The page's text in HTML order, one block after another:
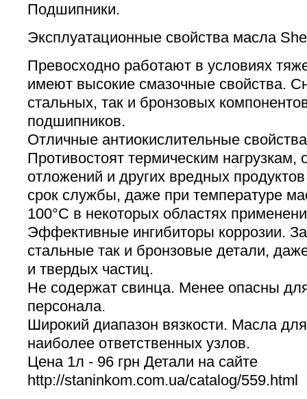
Подшипники.
Эксплуатационные свойства масла
Превосходно работают в условиях
имеют высокие смазочные свойства.
стальных, так и бронзовых
подшипников.
Отличные антиокислительные
Противостоят термическим нагрузкам,
отложений и других вредных
срок службы, даже при температуре
100°C в некоторых областях
Эффективные ингибиторы коррозии.
стальные так и бронзовые детали,
и твердых частиц.
Не содержат свинца. Менее опасны
персонала.
Широкий диапазон вязкости. Масла
наиболее ответственных узлов.
Цена 1л - 96 грн Детали на сайте
http://staninkom.com.ua/catalog/559.html